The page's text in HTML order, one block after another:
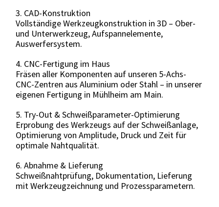
3. CAD-Konstruktion
Vollständige Werkzeugkonstruktion in 3D – Ober-
und Unterwerkzeug, Aufspannelemente,
Auswerfersystem.
4. CNC-Fertigung im Haus
Fräsen aller Komponenten auf unseren 5-Achs-
CNC-Zentren aus Aluminium oder Stahl – in unserer
eigenen Fertigung in Mühlheim am Main.
5. Try-Out & Schweißparameter-Optimierung
Erprobung des Werkzeugs auf der Schweißanlage,
Optimierung von Amplitude, Druck und Zeit für
optimale Nahtqualität.
6. Abnahme & Lieferung
Schweißnahtprüfung, Dokumentation, Lieferung
mit Werkzeugzeichnung und Prozessparametern.